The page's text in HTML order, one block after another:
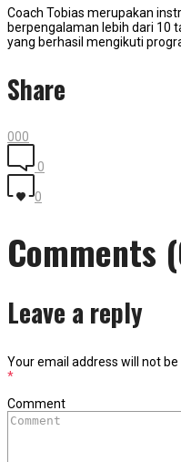
Coach Tobias merupakan
berpengalaman lebih dari 10
yang berhasil mengikuti
Share
000
0
0
Comments
Leave a reply
Your email address will not be
*
Comment